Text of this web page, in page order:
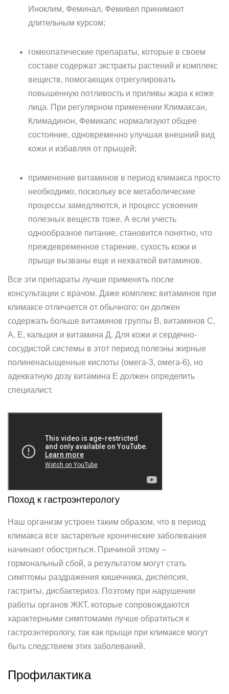
Иноклим, Феминал, Фемивел принимают
длительным курсом;
гомеопатические препараты, которые в своем
составе содержат экстракты растений и комплекс
веществ, помогающих отрегулировать
повышенную потливость и приливы жара к коже
лица. При регулярном применении Климаксан,
Климадинон, Фемикапс нормализуют общее
состояние, одновременно улучшая внешний вид
кожи и избавляя от прыщей;
применение витаминов в период климакса просто
необходимо, поскольку все метаболические
процессы замедляются, и процесс усвоения
полезных веществ тоже. А если учесть
однообразное питание, становится понятно, что
преждевременное старение, сухость кожи и
прыщи вызваны еще и нехваткой витаминов.
Все эти препараты лучше применять после
консультации с врачом. Даже комплекс витаминов при
климаксе отличается от обычного: он должен
содержать больше витаминов группы В, витаминов С,
А, Е, кальция и витамина Д. Для кожи и сердечно-
сосудистой системы в этот период полезны жирные
полиненасыщенные кислоты (омега-3, омега-6), но
адекватную дозу витамина Е должен определить
специалист.
Поход к гастроэнтерологу
Наш организм устроен таким образом, что в период
климакса все застарелые хронические заболевания
начинают обостряться. Причиной этому –
гормональный сбой, а результатом могут стать
симптомы раздражения кишечника, диспепсия,
гастриты, дисбактериоз. Поэтому при нарушении
работы органов ЖКТ, которые сопровождаются
характерными симптомами лучше обратиться к
гастроэнтерологу, так как прыщи при климаксе могут
быть следствием этих заболеваний.
Профилактика